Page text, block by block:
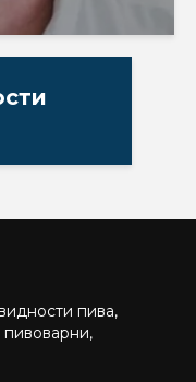
пива,